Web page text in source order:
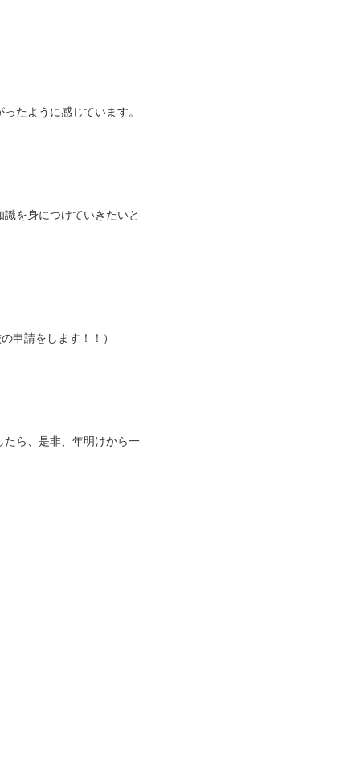
たように感じています。
を身につけていきたいと
申請をします！！）
ら、是非、年明けから一